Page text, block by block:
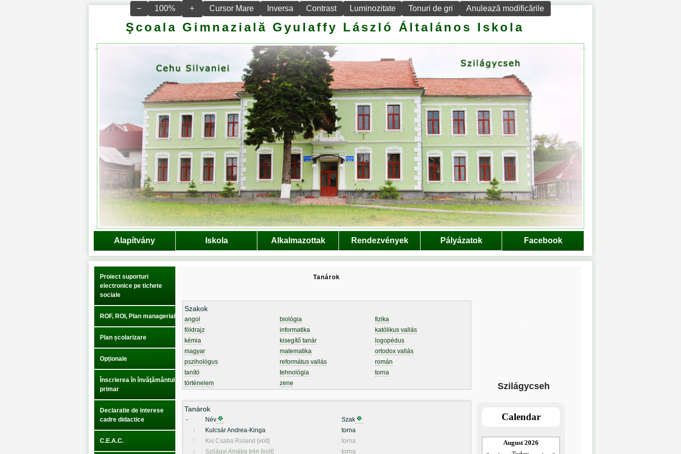
− 100% ＋ Cursor Mare Inversa Contrast Luminozitate Tonuri de gri Anulează modificările
Şcoala Gimnazială Gyulaffy László Általános Iskola
Alapítvány Iskola Alkalmazottak Rendezvények Pályázatok Facebook
Proiect suporturi
electronice pe tichete
sociale
ROF, ROI, Plan managerial
Plan școlarizare
Opționale
Înscrierea în învăţământul
primar
Declaratie de interese
cadre didactice
C.E.A.C.
Tanárok
Szakok
angol biológia
fizika
földrajz
informatika
katólikus vallás
kémia
kisegítő tanár
logopédus
magyar
matematika
ortodox vallás
pszihológus
református vallás
román
tanító
tehnológia
torna
történelem
zene
Tanárok
- Név Szak
1 Kulcsár Andrea-Kinga torna
2 Kis Csaba Roland [volt] torna
3 Szilágyi Amália Irén [volt] torna
Szilágycseh